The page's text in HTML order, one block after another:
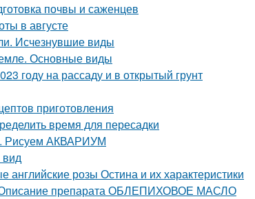
почвы и саженцев
в августе
Исчезнувшие виды
Основные виды
году на рассаду и в открытый грунт
приготовления
время для пересадки
Рисуем АКВАРИУМ
розы Остина и их характеристики
препарата ОБЛЕПИХОВОЕ МАСЛО